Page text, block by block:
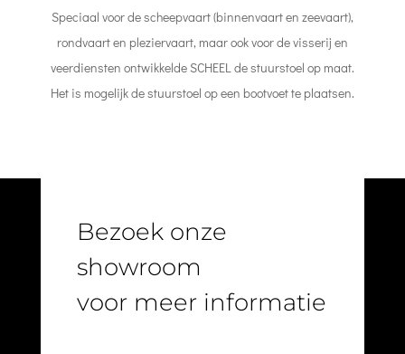
Speciaal voor de scheepvaart (binnenvaart en zeevaart),
rondvaart en pleziervaart, maar ook voor de visserij en
veerdiensten ontwikkelde SCHEEL de stuurstoel op maat.
Het is mogelijk de stuurstoel op een bootvoet te plaatsen.
Bezoek onze
showroom
voor meer informatie